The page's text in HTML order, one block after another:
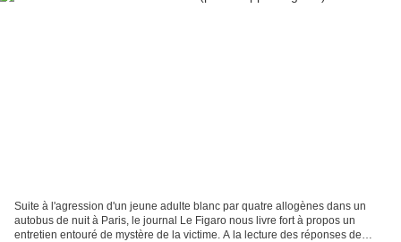
Suite à l'agression d'un jeune adulte blanc par quatre allogènes dans un
autobus de nuit à Paris, le journal Le Figaro nous livre fort à propos un
entretien entouré de mystère de la victime. A la lecture des réponses de